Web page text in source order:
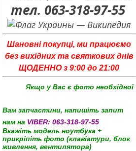
тел. 063-318-97-55
Шановні покупці, ми працюємо
без вихідних та святкових днів
ЩОДЕННО з 9:00 до 21:00
Якщо у Вас є фото необхідної
Вам запчастини, напишіть запит
нам на VIBER: 063-318-97-55
Вкажіть модель ноутбука +
прикріпіть фото (клавіатури, блок
живлення, вентилятора)